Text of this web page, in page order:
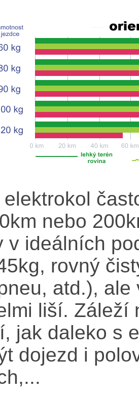
nebo
v ideálních
rovný
atd.),
liší. Záleží
jak daleko s
dojezd i